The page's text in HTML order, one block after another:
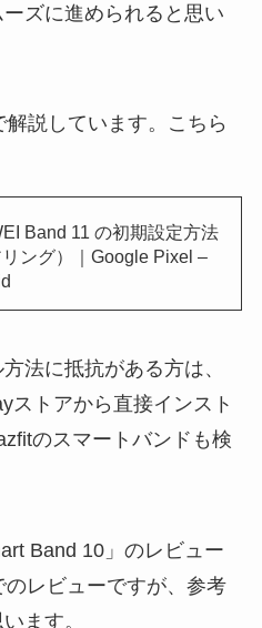
ズに進められると思い
説しています。こちら
Band 11 の初期設定方法
リング）｜Google Pixel –
法に抵抗がある方は、
ストアから直接インスト
のスマートバンドも検
Band 10」のレビュー
レビューですが、参考
ます。